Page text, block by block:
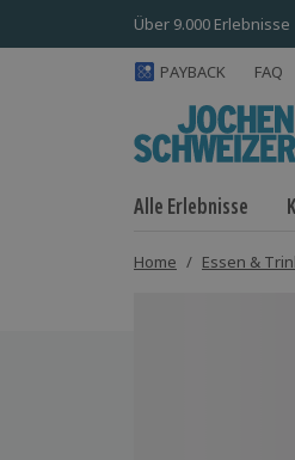
Über 9.000 Erlebnisse
PAYBACK FAQ
Alle Erlebnisse
Home / Essen &